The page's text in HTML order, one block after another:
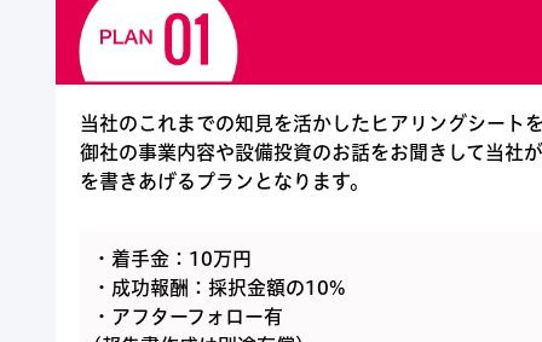
当社のこれまでの知見を活かしたヒアリングシート
御社の事業内容や設備投資のお話をお聞きして当社
を書きあげるプランとなります。
・着手金：10万円
・成功報酬：採択金額の10%
・アフターフォロー有